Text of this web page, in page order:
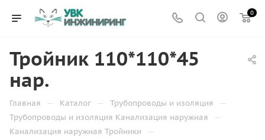
0
Тройник 110*110*45
нар.
Главная — Каталог — Трубопроводы и изоляция —
Трубопроводы и изоляция Канализация наружная —
Канализация наружная Тройники —